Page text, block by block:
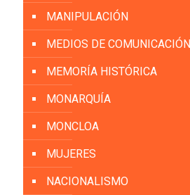
MANIPULACIÓN
MEDIOS DE COMUNICACIÓN
MEMORÍA HISTÓRICA
MONARQUÍA
MONCLOA
MUJERES
NACIONALISMO